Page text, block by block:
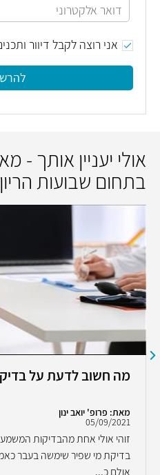
אני רוצה לקבל דיוור
אולי יעניין אותך -
בתחום שבועות הריון
מה חשוב לדעת על
מאת: פרופ' יואב ינון
05/09/2021
זוהי אולי אחת מהבדיקות
בדיקת מי שפיר שימשה בעבר
אולם כ...